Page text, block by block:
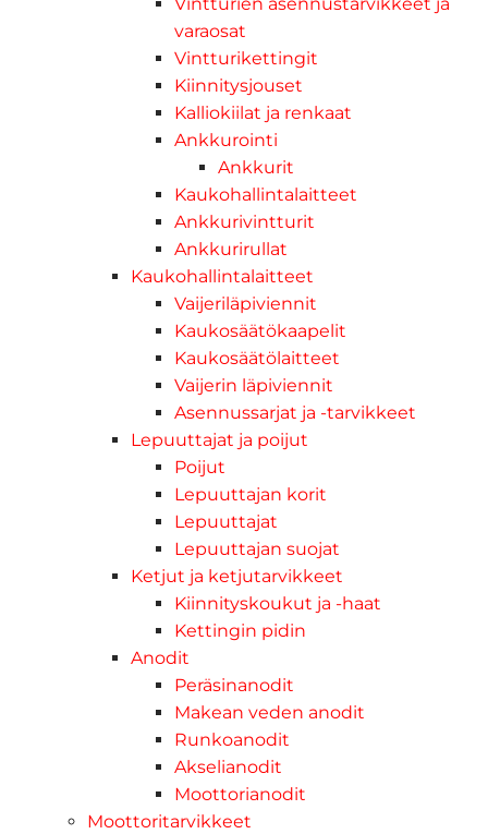
Vintturien asennustarvikkeet ja
varaosat
Vintturikettingit
Kiinnitysjouset
Kalliokiilat ja renkaat
Ankkurointi
Ankkurit
Kaukohallintalaitteet
Ankkurivintturit
Ankkurirullat
Kaukohallintalaitteet
Vaijeriläpiviennit
Kaukosäätökaapelit
Kaukosäätölaitteet
Vaijerin läpiviennit
Asennussarjat ja -tarvikkeet
Lepuuttajat ja poijut
Poijut
Lepuuttajan korit
Lepuuttajat
Lepuuttajan suojat
Ketjut ja ketjutarvikkeet
Kiinnityskoukut ja -haat
Kettingin pidin
Anodit
Peräsinanodit
Makean veden anodit
Runkoanodit
Akselianodit
Moottorianodit
Moottoritarvikkeet